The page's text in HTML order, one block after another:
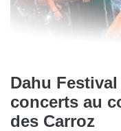
Dahu
concerts au
des Carroz